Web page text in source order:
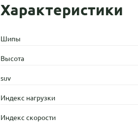
Характеристики
Шипы
Высота
suv
Индекс нагрузки
Индекс скорости